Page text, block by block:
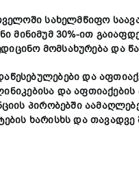
სახელმწიფო
მინიმუმ30%-ით
მომსახურება და
და
ა და
პირობებში
ხარისხს და თავადვე